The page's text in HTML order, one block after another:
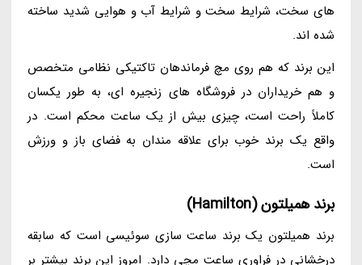
های سخت، شرایط سخت و شرایط آب و هوایی شدید ساخته
شده اند.
این برند که هم روی مچ فرماندهان تاکتیکی نظامی متخصص
و هم خریداران در فروشگاه های زنجیره ای، به طور یکسان
کاملاً راحت است، چیزی بیش از یک ساعت محکم است. در
واقع یک برند خوب برای علاقه مندان به فضای باز و ورزش
است.
برند همیلتون (Hamilton)
برند همیلتون یک برند ساعت سازی سوئیسی است که سابقه
درخشانی در فراوری ساعت مچی دارد. امروز این برند بیشتر بر